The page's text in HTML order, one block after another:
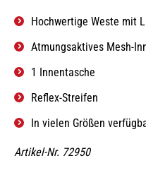
Hochwertige Weste mit
Atmungsaktives Mesh-
1 Innentasche
Reflex-Streifen
In vielen Größen
Artikel-Nr. 72950